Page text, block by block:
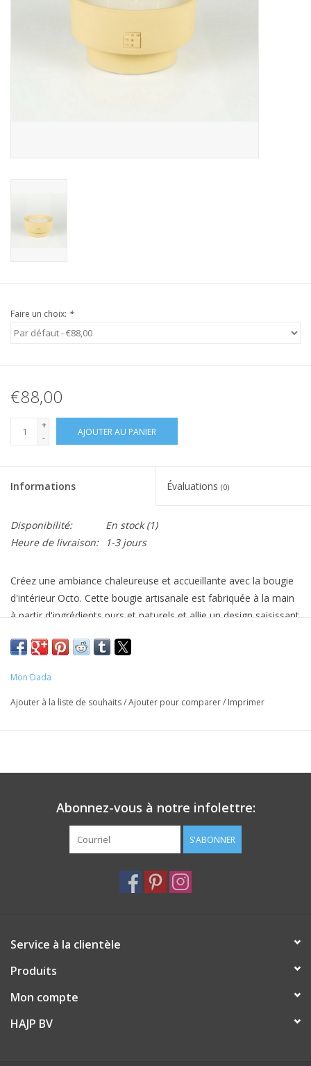
Faire un choix: *
€88,00
+
-
AJOUTER AU PANIER
Informations Évaluations (0)
Disponibilité: En stock(1)
Heure de livraison:
1-3 jours
Créez une ambiance chaleureuse et accueillante avec la bougie
d'intérieur Octo. Cette bougie artisanale est fabriquée à la main
à partir d'ingrédients purs et naturels et allie un design saisissant
Disponible dans une gamme de couleurs vibrantes. Chaque
pièce est unique et met en valeur les subtiles imperfections qui
apporter une touche d'élégance et de sérénité à n'importe
Le parfum Mer Noire mêle des notes marines fraîches à des
luxueuse et apaisante.
Mèches : 7 mèches
Mon Dada
Ajouter à la liste de souhaits/Ajouter pour comparer/ Imprimer
Abonnez-vous à notre infolettre:
S'ABONNER
Service à la clientèle
Produits
Mon compte
HAJP BV